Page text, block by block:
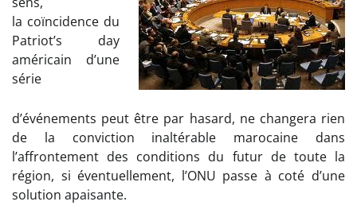
la coïncidence du
Patriot’s day
américain d’une
série
d’événements peut être par hasard, ne changera rien
de la conviction inaltérable marocaine dans
l’affrontement des conditions du futur de toute la
région, si éventuellement, l’ONU passe à coté d’une
solution apaisante.